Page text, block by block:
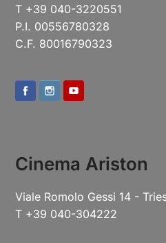
T +39 040-3220551
P.I. 00556780328
C.F. 80016790323
Cinema Ariston
Viale Romolo Gessi 14 -
T +39 040-304222